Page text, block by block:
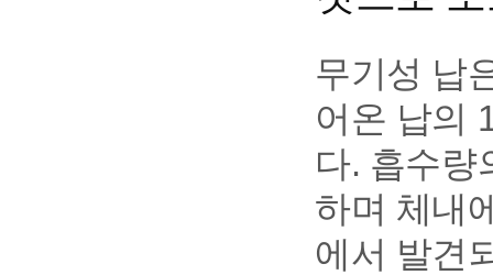
무기성 납
어온 납의
다. 흡수량
하며 체내
에서 발견